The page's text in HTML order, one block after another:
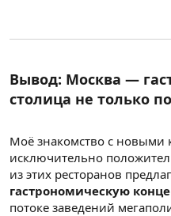
Вывод: Москва —
столица не только
Моё знакомство с новыми
исключительно
из этих ресторанов
гастрономическую
потоке заведений